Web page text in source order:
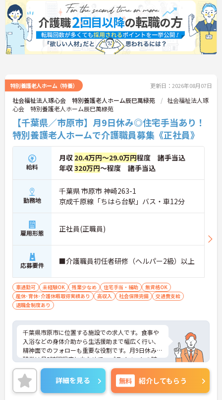
特別養護老人ホーム（特養） 更新日：2026年08月07日
社会福祉法人琢心会 特別養護老人ホーム辰巳萬緑苑
社会福祉法人琢
心会 特別養護老人ホーム辰巳萬緑苑
【千葉県／市原市】月9日休み◎住宅手当あり！
特別養護老人ホームで介護職員募集《正社員》
給料
月収 20.4万円～29.0万円程度 諸手当込
年収320万円～程度 諸手当込
勤務地
千葉県 市原市 神崎263-1
京成千原線「ちはら台駅」バス・車12分
雇用形態 正社員(正職員)
応募要件 ■介護職員初任者研修（ヘルパー2級）以上
車通勤可 未経験OK 残業少なめ 住宅手当・補助
無資格OK
産休･育休･介護休暇取得実績あり
高収入 社会保険完備
交通費支給
退職金制度あり
千葉県市原市に位置する施設での求人です。食事や
入浴などの身体介助から生活援助まで幅広く行い、
精神面でのフォローも重要な役割です。月9日休み、
残業は月5時間程度と少なめで、プライベートの時
間も確保しやすいです。マイカー通勤も可能で、福
利厚生も整っていますので、安心して働ける職場で
す。興味のある方は詳細等をお伝えしますので、お
気軽にお問い合わせください。
詳細を見る 無料 紹介してもらう